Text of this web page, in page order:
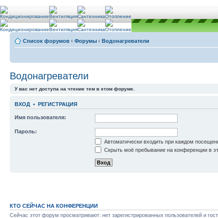
Список форумов ‹ Форумы ‹ Водонагреватели
Водонагреватели
У вас нет доступа на чтение тем в этом форуме.
ВХОД • РЕГИСТРАЦИЯ
Имя пользователя:
Пароль:
Автоматически входить при каждом
Скрыть моё пребывание на конференции в
КТО СЕЙЧАС НА КОНФЕРЕНЦИИ
Сейчас этот форум просматривают: нет зарегистрированных пользователей и